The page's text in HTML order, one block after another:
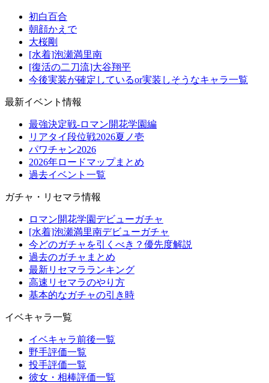
初白百合
朝顔かえで
大桜剛
[水着]泡瀬満里南
[復活の二刀流]大谷翔平
今後実装が確定しているor実装しそうなキャラ一覧
最新イベント情報
最強決定戦-ロマン開花学園編
リアタイ段位戦2026夏ノ壱
パワチャン2026
2026年ロードマップまとめ
過去イベント一覧
ガチャ・リセマラ情報
ロマン開花学園デビューガチャ
[水着]泡瀬満里南デビューガチャ
今どのガチャを引くべき？優先度解説
過去のガチャまとめ
最新リセマラランキング
高速リセマラのやり方
基本的なガチャの引き時
イベキャラ一覧
イベキャラ前後一覧
野手評価一覧
投手評価一覧
彼女・相棒評価一覧